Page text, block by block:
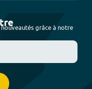
grâce à notre